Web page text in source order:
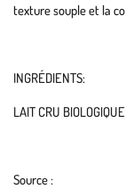
texture souple et la
INGRÉDIENTS:
LAIT CRU
Source :